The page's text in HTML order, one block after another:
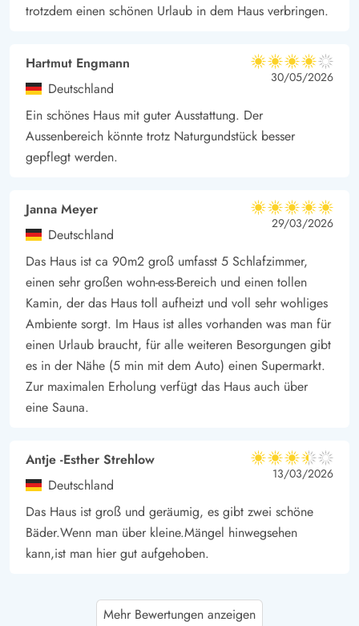
trotzdem einen schönen Urlaub in dem Haus verbringen.
Hartmut Engmann
Deutschland
4 von 5
4 von 5
4 out of 5
30/05/2026
Ein schönes Haus mit guter Ausstattung. Der
Aussenbereich könnte trotz Naturgundstück besser
gepflegt werden.
Janna Meyer
Deutschland
5 von 5
5 von 5
5 out of 5
29/03/2026
Das Haus ist ca 90m2 groß umfasst 5 Schlafzimmer,
einen sehr großen wohn-ess-Bereich und einen tollen
Kamin, der das Haus toll aufheizt und voll sehr wohliges
Ambiente sorgt. Im Haus ist alles vorhanden was man für
einen Urlaub braucht, für alle weiteren Besorgungen gibt
es in der Nähe (5 min mit dem Auto) einen Supermarkt.
Zur maximalen Erholung verfügt das Haus auch über
eine Sauna.
Antje -Esther Strehlow
Deutschland
3.5 von 5
3.5 von 5
3.5 out of 5
13/03/2026
Das Haus ist groß und geräumig, es gibt zwei schöne
Bäder.Wenn man über kleine.Mängel hinwegsehen
kann,ist man hier gut aufgehoben.
Stefanie Schüler
5 von 5
5 out of 5
Mehr Bewertungen anzeigen